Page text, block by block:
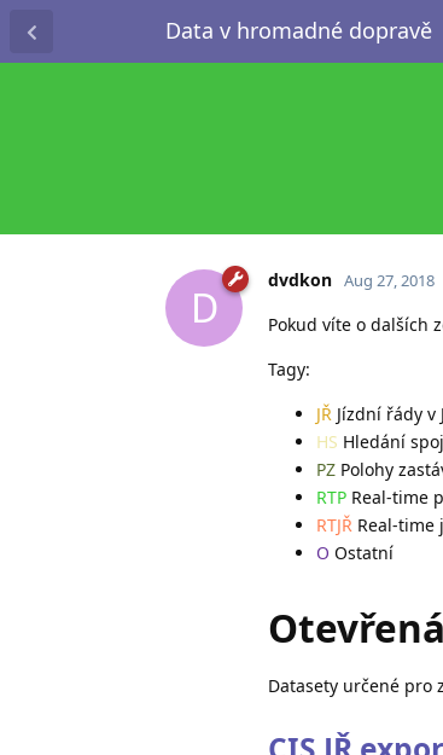
Data v hromadné dopravě
D
dvdkon Aug 27, 2018
Pokud víte o dalších
Tagy:
JŘ Jízdní řády v
HS Hledání
PZ Polohy
RTP Real-time
RTJŘ Real-time
O Ostatní
Datasety určené pro